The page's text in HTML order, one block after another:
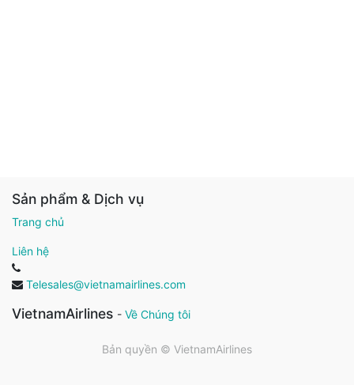
Sản phẩm & Dịch vụ
Trang chủ
Liên hệ
Telesales@vietnamairlines.com
VietnamAirlines - Về Chúng tôi
Bản quyền © VietnamAirlines